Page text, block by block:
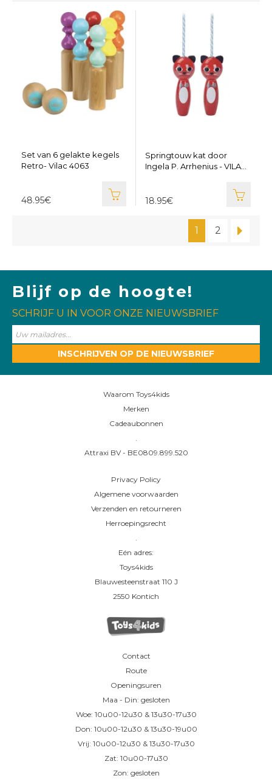
Set van 6 gelakte kegels
Retro- Vilac 4063
48.95€
Springtouw kat door
Ingela P. Arrhenius - VILAC
18.95€
1 2
Blijf op de hoogte!
SCHRIJF U IN VOOR ONZE NIEUWSBRIEF
INSCHRIJVEN OP DE NIEUWSBRIEF
Waarom Toys4kids
Merken
Cadeaubonnen
.
Attraxi BV - BE0809.899.520
Privacy Policy
Algemene voorwaarden
Verzenden en retourneren
Herroepingsrecht
.
Eén adres:
Toys4kids
Blauwesteenstraat 110 J
2550 Kontich
Contact
Route
Openingsuren
Maa - Din: gesloten
Woe: 10u00-12u30 & 13u30-17u30
Don: 10u00-12u30 & 13u30-19u00
Vrij: 10u00-12u30 & 13u30-17u30
Zat: 10u00-17u30
Zon: gesloten